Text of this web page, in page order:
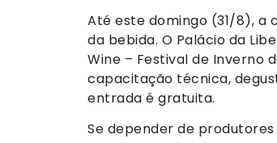
Até este domingo (31/8),
da bebida. O Palácio da
Wine – Festival de Inverno
capacitação técnica,
entrada é gratuita.
Se depender de